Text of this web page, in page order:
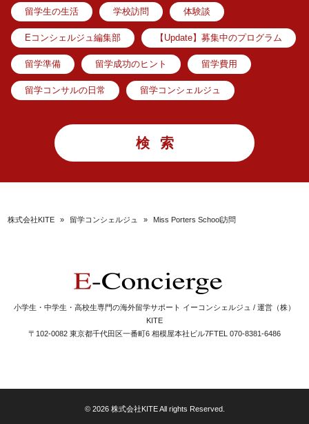
留学生の生活 学校訪問 体験談
Eコンシェルジュ編集部 【Update】募集中のプログラム
留学準備 留学成功のヒント 留学費用
留学コンサルの日常 留学コンシェルジュ
株式会社KITE » 留学コンシェルジュ » Miss Porters School訪問
小学生・中学生・高校生専門の海外留学サポート イーコンシェルジュ / 運営（株）
KITE
〒102-0082 東京都千代田区一番町6 相模屋本社ビル7FTEL 070-8381-6486
© 2026 株式会社KITE All rights Reserved.